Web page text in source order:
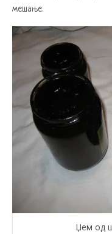
мешање.
Џем од